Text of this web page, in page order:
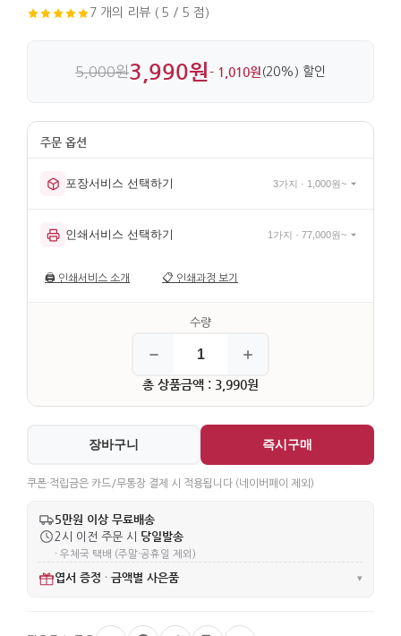
7 개의 리뷰 ( 5 / 5 점)
5,000원3,990원- 1,010원 (20%) 할인
포장서비스 선택하기 3가지 · 1,000원~
인쇄서비스 선택하기 1가지 · 77,000원~
🖨️ 인쇄서비스 소개 📋 인쇄과정 보기
총 상품금액 : 3,990원
장바구니 즉시구매
쿠폰·적립금은 카드/무통장 결제 시 적용됩니다 (네이버페이 제외)
5만원 이상 무료배송
2시 이전 주문 시 당일발송
· 우체국 택배 (주말·공휴일 제외)
엽서 증정 · 금액별 사은품 ▾